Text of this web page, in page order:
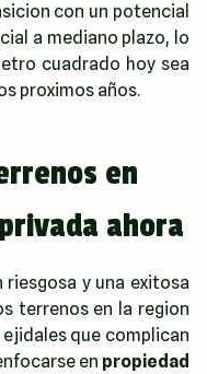
con un potencial
a mediano plazo, lo
cuadrado hoy sea
proximos años.
en
ahora
y una exitosa
terrenos en la region
que complican
en propiedad